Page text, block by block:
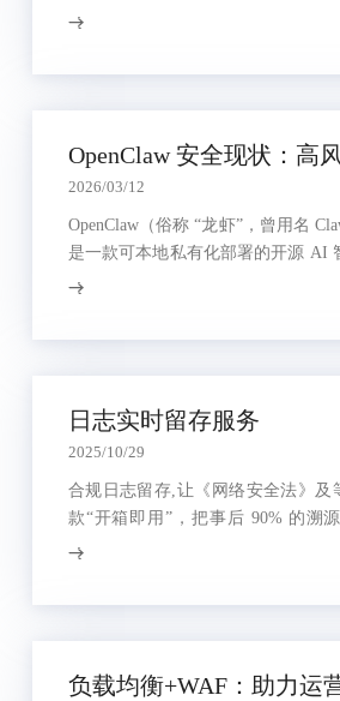
击手段日益复杂，传统的安全防护
2026/03/12
OpenClaw（俗称 “龙虾”，曾用名
是一款可本地私有化部署的开源 AI
执行文件管理、命令调用、插件
日志实时留存服务
2025/10/29
合规日志留存,让《网络安全法》及
款“开箱即用”，把事后 90% 的溯
钟。